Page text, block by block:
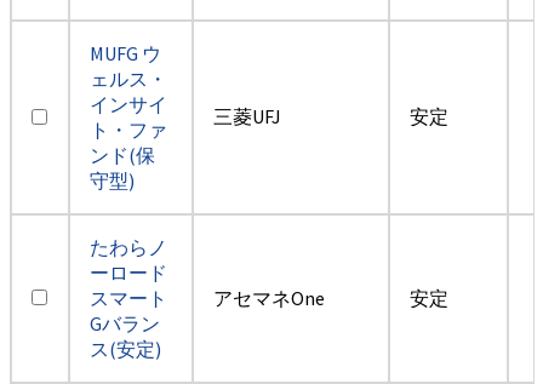
MUFG ウ
ェルス・
インサイ
ト・ファ
ンド(保
守型)
三菱UFJ 安定
たわらノ
ーロード
スマート
Gバラン
ス(安定)
アセマネOne 安定